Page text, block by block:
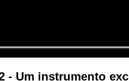
- Um instrumento